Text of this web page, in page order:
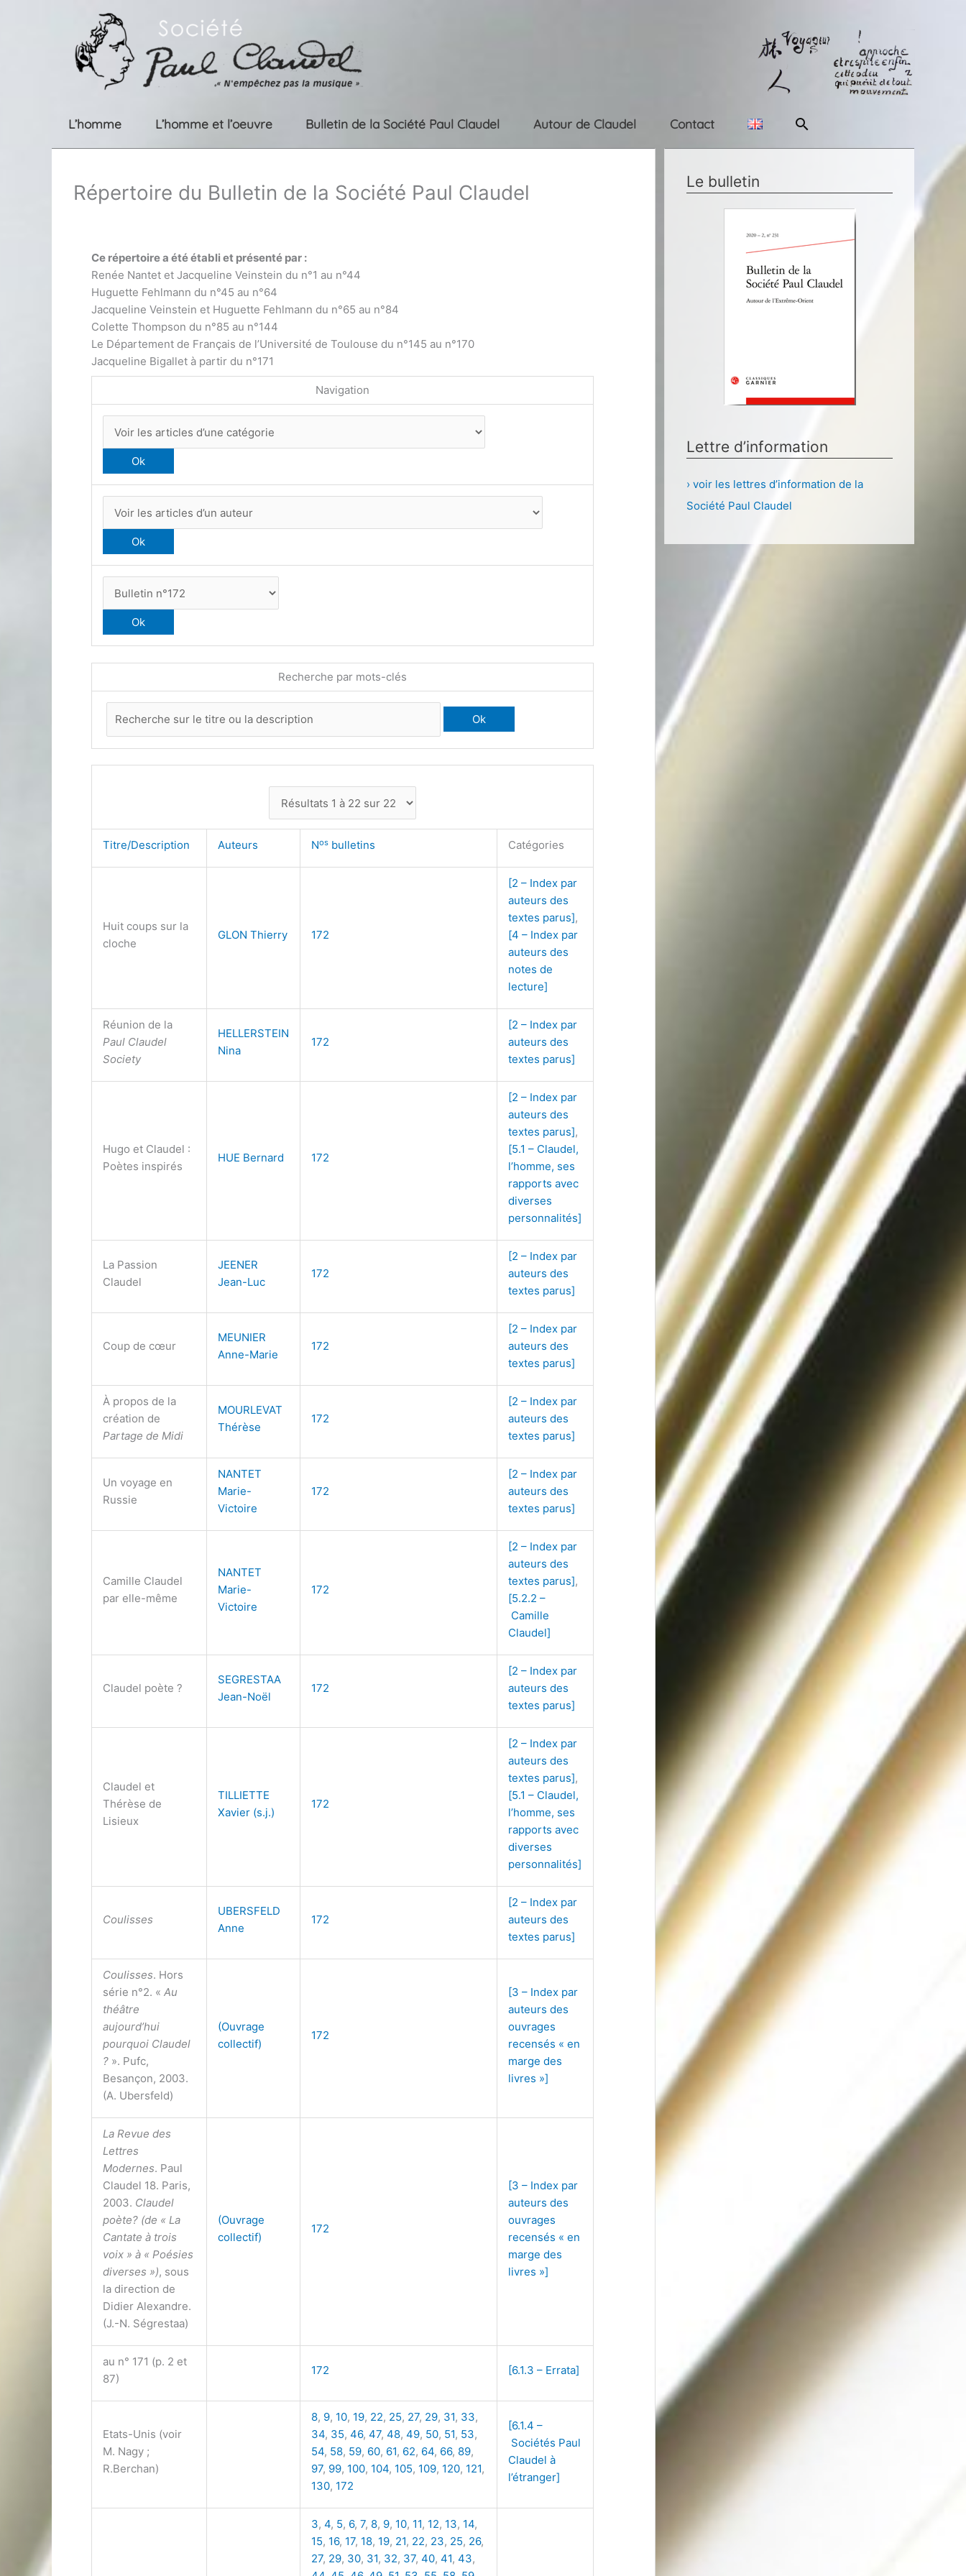
L’homme L’homme et l’oeuvre Bulletin de la Société Paul Claudel Autour de Claudel Contact Rechercher
Répertoire du Bulletin de la Société Paul Claudel
Ce répertoire a été établi et présenté par :
Renée Nantet et Jacqueline Veinstein du n°1 au n°44
Huguette Fehlmann du n°45 au n°64
Jacqueline Veinstein et Huguette Fehlmann du n°65 au n°84
Colette Thompson du n°85 au n°144
Le Département de Français de l’Université de Toulouse du n°145 au n°170
Jacqueline Bigallet à partir du n°171
Navigation
Recherche par mots-clés
Titre/Description Auteurs Nos bulletins Catégories
Huit coups sur la
cloche
GLON Thierry 172
[2 – Index par
auteurs des
textes parus],
[4 – Index par
auteurs des
notes de
lecture]
Réunion de la
Paul Claudel
Society
HELLERSTEIN
Nina
172
[2 – Index par
auteurs des
textes parus]
Hugo et Claudel :
Poètes inspirés
HUE Bernard 172
[2 – Index par
auteurs des
textes parus],
[5.1 – Claudel,
l’homme, ses
rapports avec
diverses
personnalités]
La Passion
Claudel
JEENER
Jean-Luc
172
[2 – Index par
auteurs des
textes parus]
Coup de cœur
MEUNIER
Anne-Marie
172
[2 – Index par
auteurs des
textes parus]
À propos de la
création de
Partage de Midi
MOURLEVAT
Thérèse
172
[2 – Index par
auteurs des
textes parus]
Un voyage en
Russie
NANTET
Marie-
Victoire
172
[2 – Index par
auteurs des
textes parus]
Camille Claudel
par elle-même
NANTET
Marie-
Victoire
172
[2 – Index par
auteurs des
textes parus],
[5.2.2 –
Camille
Claudel]
Claudel poète ?
SEGRESTAA
Jean-Noël
172
[2 – Index par
auteurs des
textes parus]
Claudel et
Thérèse de
Lisieux
TILLIETTE
Xavier (s.j.)
172
[2 – Index par
auteurs des
textes parus],
[5.1 – Claudel,
l’homme, ses
rapports avec
diverses
personnalités]
Coulisses
UBERSFELD
Anne
172
[2 – Index par
auteurs des
textes parus]
Coulisses. Hors
série n°2. « Au
théâtre
aujourd’hui
pourquoi Claudel
? ». Pufc,
Besançon, 2003.
(A. Ubersfeld)
(Ouvrage
collectif)
172
[3 – Index par
auteurs des
ouvrages
recensés « en
marge des
livres »]
La Revue des
Lettres
Modernes. Paul
Claudel 18. Paris,
2003. Claudel
poète? (de « La
Cantate à trois
voix » à « Poésies
diverses »), sous
la direction de
Didier Alexandre.
(J.-N. Ségrestaa)
(Ouvrage
collectif)
172
[3 – Index par
auteurs des
ouvrages
recensés « en
marge des
livres »]
au n° 171 (p. 2 et
87)
172 [6.1.3 – Errata]
Etats-Unis (voir
M. Nagy ;
R.Berchan)
8, 9, 10, 19, 22, 25, 27, 29, 31, 33,
34, 35, 46, 47, 48, 49, 50, 51, 53,
54, 58, 59, 60, 61, 62, 64, 66, 89,
97, 99, 100, 104, 105, 109, 120, 121,
130, 172
[6.1.4 –
Sociétés Paul
Claudel à
l’étranger]
3, 4, 5, 6, 7, 8, 9, 10, 11, 12, 13, 14,
15, 16, 17, 18, 19, 21, 22, 23, 25, 26,
27, 29, 30, 31, 32, 37, 40, 41, 43,
Le bulletin
Lettre d’information
› voir les lettres d’information de la
Société Paul Claudel